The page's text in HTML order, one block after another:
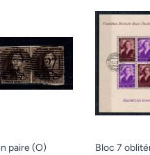
paire(O) Bloc 7